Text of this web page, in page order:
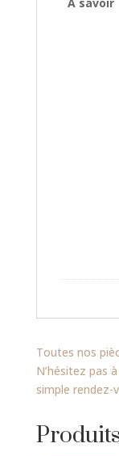
A savoir
Toutes nos
N’hésitez pas
simple rendez-